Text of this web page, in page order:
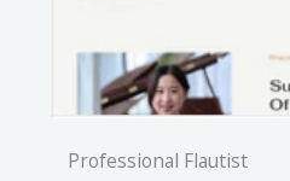
Professional Flautist